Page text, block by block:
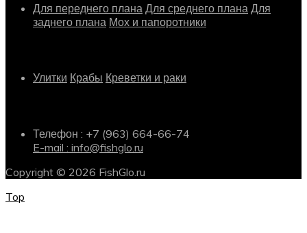
Для переднего плана Для среднего плана Для
заднего плана Мох и папоротники
Улитки Крабы Креветки и раки
Телефон : +7 (963) 664-66-74
E-mail : info@fishglo.ru
Copyright © 2026 FishGlo.ru
Top